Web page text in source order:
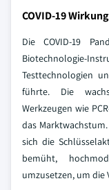
COVID-19 Wirkung
Die COVID-19
Biotechnologie-
Testtechnologien
führte. Die
Werkzeugen wie
das
sich die
bemüht,
umzusetzen, um die